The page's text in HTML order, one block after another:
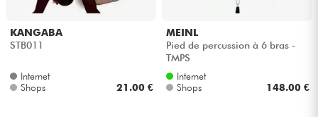
KANGABA
STB011
Internet
Shops
21.00 €
MEINL
Pied de percussion à 6 bras -
TMPS
Internet
Shops
148.00 €